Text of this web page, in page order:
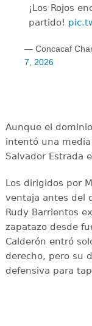
¡Los Rojos
partido!
— Concacaf
7, 2026
Aunque el
intentó una
Salvador Estrada
Los dirigidos por
ventaja antes del
Rudy Barrientos
zapatazo desde
Calderón entró
derecho, pero su
defensiva para